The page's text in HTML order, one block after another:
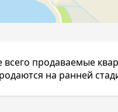
продаваемые
на ранней